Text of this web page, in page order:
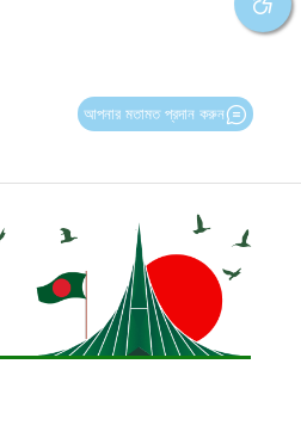
আপনার মতামত প্রদান করুন